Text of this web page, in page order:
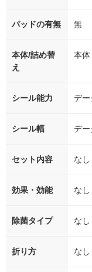
パッドの有無 無
本体/詰め替
え
本体
シール能力 デー
シール幅 デー
セット内容 なし
効果・効能 なし
除菌タイプ なし
折り方 なし